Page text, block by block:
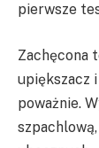
pierwsze
Zachęcona
upiększacz
poważnie.